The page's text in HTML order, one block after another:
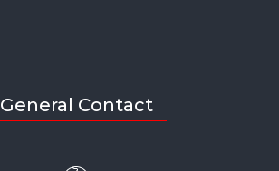
General Contact